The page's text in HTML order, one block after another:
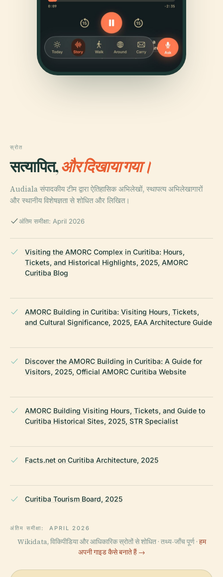
स्रोत
सत्यापित,और दिखाया गया।
Audiala संपादकीय टीम द्वारा ऐतिहासिक अभिलेखों, स्थापत्य अभिलेखागारों
और स्थानीय विशेषज्ञता से शोधित और लिखित।
अंतिम समीक्षा: April 2026
Visiting the AMORC Complex in Curitiba: Hours,
Tickets, and Historical Highlights, 2025, AMORC
Curitiba Blog
AMORC Building in Curitiba: Visiting Hours, Tickets,
and Cultural Significance, 2025, EAA Architecture Guide
Discover the AMORC Building in Curitiba: A Guide for
Visitors, 2025, Official AMORC Curitiba Website
AMORC Building Visiting Hours, Tickets, and Guide to
Curitiba Historical Sites, 2025, STR Specialist
Facts.net on Curitiba Architecture, 2025
Curitiba Tourism Board, 2025
अंतिम समीक्षा: APRIL 2026
Wikidata, विकिपीडिया और आधिकारिक स्रोतों से शोधित · तथ्य-जाँच पूर्ण · हम
अपनी गाइड कैसे बनाते हैं →